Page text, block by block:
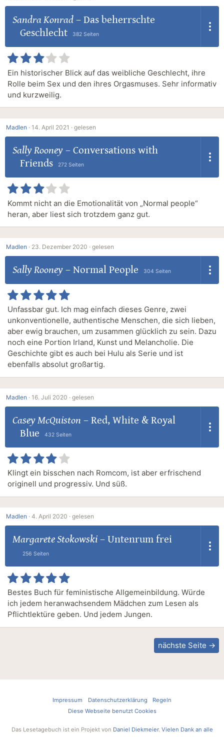
Sandra Konrad– Das beherrschte
Geschlecht
382 Seiten
Ein historischer Blick auf das weibliche Geschlecht, ihre
Rolle beim Sex und den ihres Orgasmuses. Sehr informativ
und kurzweilig.
Madlen · 14. April 2021 · gelesen
Sally Rooney– Conversations with
Friends
272 Seiten
Kommt nicht an die Emotionalität von „Normal people“
heran, aber liest sich trotzdem ganz gut.
Madlen · 23. Dezember 2020 · gelesen
Sally Rooney– Normal People 304 Seiten
Unfassbar gut. Ich mag einfach dieses Genre, zwei
unkonventionelle, authentische Menschen, die sich lieben,
aber ewig brauchen, um zusammen glücklich zu sein. Dazu
noch eine Portion Irland, Kunst und Melancholie. Die
Geschichte gibt es auch bei Hulu als Serie und ist
ebenfalls absolut großartig.
Madlen · 16. Juli 2020 · gelesen
Casey McQuiston – Red, White & Royal
Blue
432 Seiten
Klingt ein bisschen nach Romcom, ist aber erfrischend
originell und progressiv. Und süß.
Madlen · 4. April 2020 · gelesen
Margarete Stokowski– Untenrum frei
256 Seiten
Bestes Buch für feministische Allgemeinbildung. Würde
ich jedem heranwachsendem Mädchen zum Lesen als
Pflichtlektüre geben. Und jedem Jungen.
nächste Seite →
Impressum Datenschutzerklärung
Regeln
Diese Webseite benutzt Cookies
Das Lesetagebuch ist ein Projekt von Daniel Diekmeier. Vielen Dank an alle